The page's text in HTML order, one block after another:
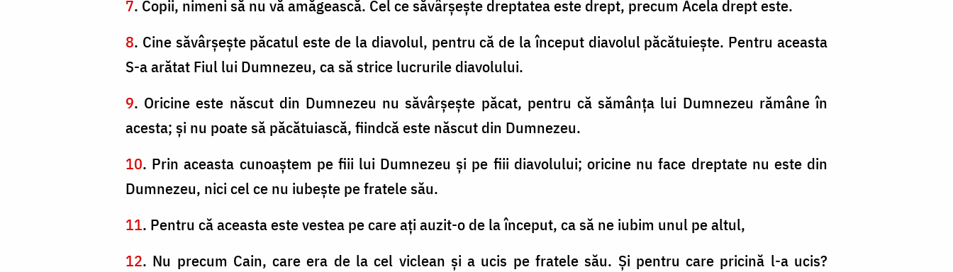
7. Copii, nimeni să nu vă amăgească. Cel ce săvârşeşte dreptatea este drept, precum Acela drept este.
8. Cine săvârşeşte păcatul este de la diavolul, pentru că de la început diavolul păcătuieşte. Pentru aceasta
S-a arătat Fiul lui Dumnezeu, ca să strice lucrurile diavolului.
9. Oricine este născut din Dumnezeu nu săvârşeşte păcat, pentru că sămânţa lui Dumnezeu rămâne în
acesta; şi nu poate să păcătuiască, fiindcă este născut din Dumnezeu.
10. Prin aceasta cunoaştem pe fiii lui Dumnezeu şi pe fiii diavolului; oricine nu face dreptate nu este din
Dumnezeu, nici cel ce nu iubeşte pe fratele său.
11. Pentru că aceasta este vestea pe care aţi auzit-o de la început, ca să ne iubim unul pe altul,
12. Nu precum Cain, care era de la cel viclean şi a ucis pe fratele său. Şi pentru care pricină l-a ucis?